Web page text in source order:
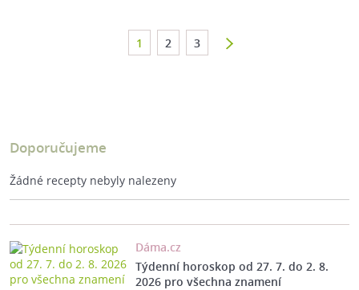
1 2 3
Doporučujeme
Žádné recepty nebyly nalezeny
Dáma.cz
Týdenní horoskop od 27. 7. do 2. 8.
2026 pro všechna znamení